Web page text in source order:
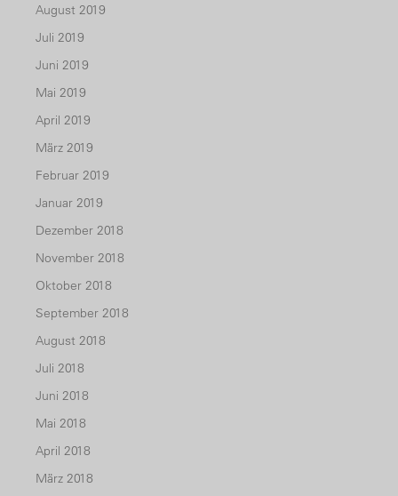
August 2019
Juli 2019
Juni 2019
Mai 2019
April 2019
März 2019
Februar 2019
Januar 2019
Dezember 2018
November 2018
Oktober 2018
September 2018
August 2018
Juli 2018
Juni 2018
Mai 2018
April 2018
März 2018